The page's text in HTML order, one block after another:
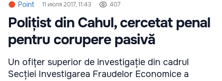
Point 11 июля 2017, 11:43 407
Polițist din Cahul, cercetat penal
pentru corupere pasivă
Un ofițer superior de investigație din cadrul
Secției Investigarea Fraudelor Economice a